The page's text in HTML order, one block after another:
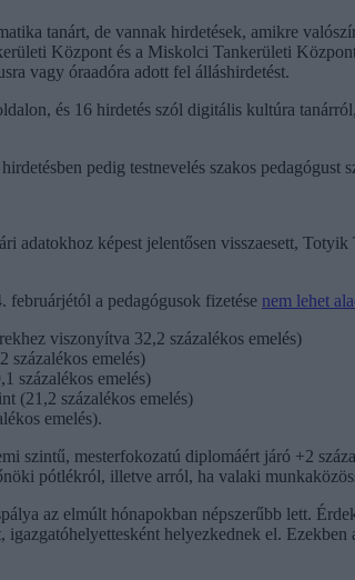
tanárt, de vannak hirdetések, amikre
Központ és a Miskolci Tankerületi
vagy óraadóra adott fel álláshirdetést.
és 16 hirdetés szól digitális kultúra
pedig testnevelés szakos pedagógust
adatokhoz képest jelentősen visszaesett,
februárjétól a pedagógusok fizetése nem lehet
viszonyítva 32,2 százalékos emelés)
százalékos emelés)
százalékos emelés)
(21,2 százalékos emelés)
emelés).
szintű, mesterfokozatú diplomáért járó +2
pótlékról, illetve arról, ha valaki
az elmúlt hónapokban népszerűbb lett.
helyezkednek el.